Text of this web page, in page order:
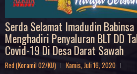
Serda Selamat Imadudin
Menghadiri Penyaluran BLT DD
Covid-19 Di Desa Darat Sawah
Red (Koramil 02/KU) Kamis, Juli 16, 2020